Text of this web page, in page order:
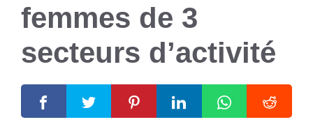
femmes de 3
secteurs d’activité